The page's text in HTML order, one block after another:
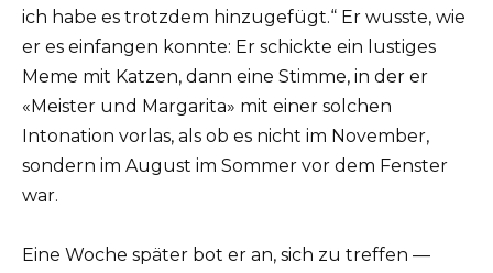
ich habe es trotzdem hinzugefügt.“ Er wusste, wie
er es einfangen konnte: Er schickte ein lustiges
Meme mit Katzen, dann eine Stimme, in der er
«Meister und Margarita» mit einer solchen
Intonation vorlas, als ob es nicht im November,
sondern im August im Sommer vor dem Fenster
war.
Eine Woche später bot er an, sich zu treffen —